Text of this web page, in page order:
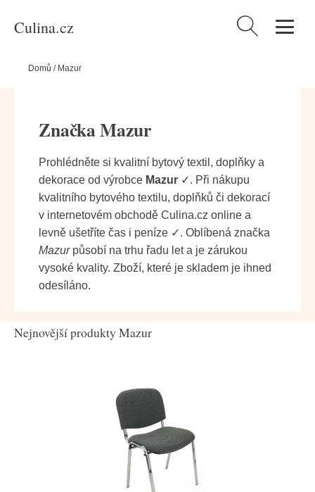
Culina.cz Vyhledávání
Domů / Mazur
Značka Mazur
Prohlédněte si kvalitní bytový textil, doplňky a
dekorace od výrobce Mazur ✓. Při nákupu
kvalitního bytového textilu, doplňků či dekorací
v internetovém obchodě Culina.cz online a
levně ušetříte čas i peníze ✓. Oblíbená značka
Mazurpůsobí na trhu řadu let a je zárukou
vysoké kvality. Zboží, které je skladem je ihned
odesíláno.
Nejnovější produkty Mazur